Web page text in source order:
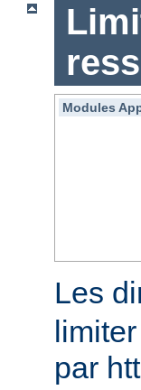
Modules
Les
par